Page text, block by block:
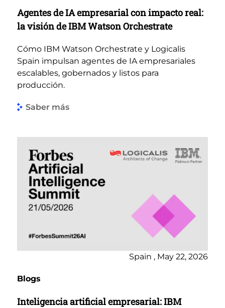
Agentes de IA empresarial con impacto real:
la visión de IBM Watson Orchestrate
Cómo IBM Watson Orchestrate y Logicalis
Spain impulsan agentes de IA empresariales
escalables, gobernados y listos para
producción.
Saber más
Spain , May 22, 2026
Blogs
Inteligencia artificial empresarial: IBM